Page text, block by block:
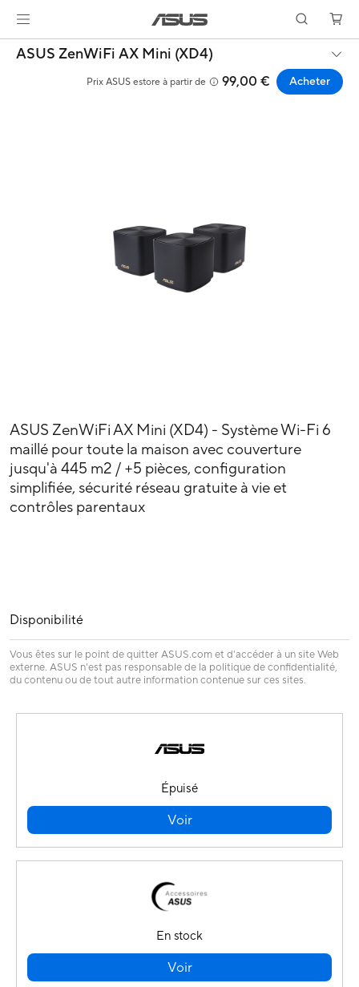
ASUS ZenWiFi AX Mini (XD4)
Prix ASUS estore à partir de 99,00 € Acheter
ASUS ZenWiFi AX Mini (XD4) - Système Wi-Fi 6
maillé pour toute la maison avec couverture
jusqu'à 445 m2 / +5 pièces, configuration
simplifiée, sécurité réseau gratuite à vie et
contrôles parentaux
Disponibilité
Vous êtes sur le point de quitter ASUS.com et d'accéder à un site Web
externe. ASUS n'est pas responsable de la politique de confidentialité,
du contenu ou de tout autre information contenue sur ces sites.
Épuisé
Voir
En stock
Voir